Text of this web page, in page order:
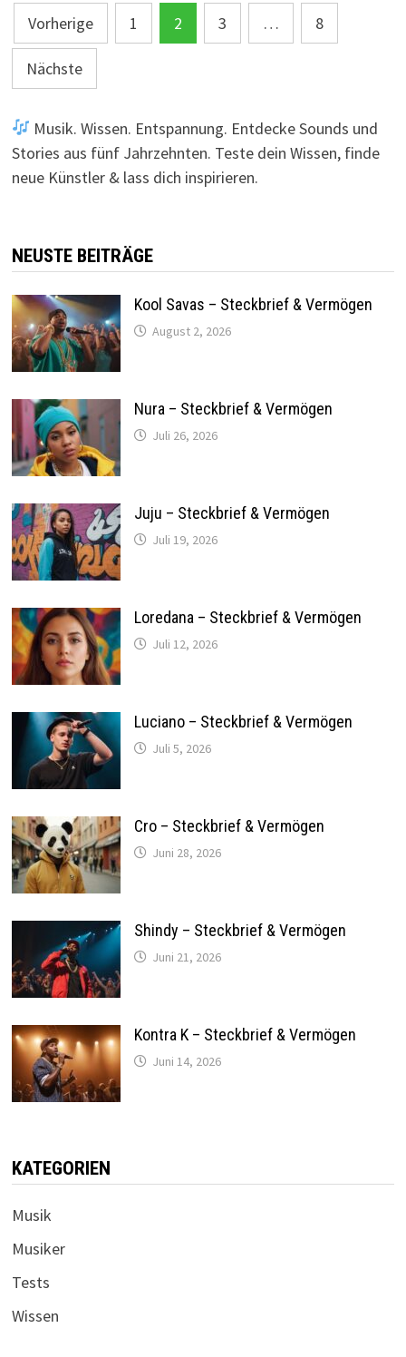
Seitennummerierung
der
Beiträge
Vorherige 1 2 3 … 8
Nächste
Musik. Wissen. Entspannung. Entdecke Sounds und
Stories aus fünf Jahrzehnten. Teste dein Wissen, finde
neue Künstler & lass dich inspirieren.
NEUSTE BEITRÄGE
Kool Savas – Steckbrief & Vermögen
August 2, 2026
Nura – Steckbrief & Vermögen
Juli 26, 2026
Juju – Steckbrief & Vermögen
Juli 19, 2026
Loredana – Steckbrief & Vermögen
Juli 12, 2026
Luciano – Steckbrief & Vermögen
Juli 5, 2026
Cro – Steckbrief & Vermögen
Juni 28, 2026
Shindy – Steckbrief & Vermögen
Juni 21, 2026
Kontra K – Steckbrief & Vermögen
Juni 14, 2026
KATEGORIEN
Musik
Musiker
Tests
Wissen